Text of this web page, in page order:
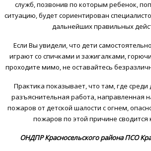
служб, позвонив по которым ребенок,
ситуацию, будет сориентирован
дальнейших правильных
Если Вы увидели, что дети
играют со спичками и зажигалками,
проходите мимо, не оставайтесь
Практика показывает, что там, где среди
разъяснительная работа, направленная
пожаров от детской шалости с огнем,
пожаров по этой причине
ОНДПР Красносельского районаПСО